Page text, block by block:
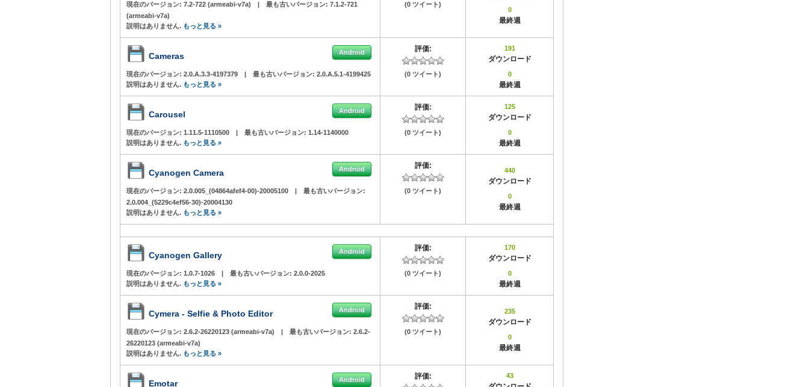
現在のバージョン: 7.2-722 (armeabi-v7a) | 最も古いバージョン: 7.1.2-721
(armeabi-v7a)
説明はありません. もっと見る »
(0 ツイート)
0
最終週
Cameras Android
現在のバージョン: 2.0.A.3.3-4197379 | 最も古いバージョン: 2.0.A.5.1-4199425
説明はありません. もっと見る »
評価:
(0 ツイート)
191
ダウンロード
0
最終週
Carousel Android
現在のバージョン: 1.11.5-1110500 | 最も古いバージョン: 1.14-1140000
説明はありません. もっと見る »
評価:
(0 ツイート)
125
ダウンロード
0
最終週
Cyanogen Camera Android
現在のバージョン: 2.0.005_(04864afef4-00)-20005100 |
最も古いバージョン:
2.0.004_(5229c4ef56-30)-20004130
説明はありません. もっと見る »
評価:
(0 ツイート)
440
ダウンロード
0
最終週
Cyanogen Gallery Android
現在のバージョン: 1.0.7-1026 | 最も古いバージョン: 2.0.0-2025
説明はありません. もっと見る »
評価:
(0 ツイート)
170
ダウンロード
0
最終週
Cymera - Selfie & Photo Editor Android
現在のバージョン: 2.6.2-26220123 (armeabi-v7a) | 最も古いバージョン: 2.6.2-
26220123 (armeabi-v7a)
説明はありません. もっと見る »
評価:
(0 ツイート)
235
ダウンロード
0
最終週
Emotar Android 評価: 43